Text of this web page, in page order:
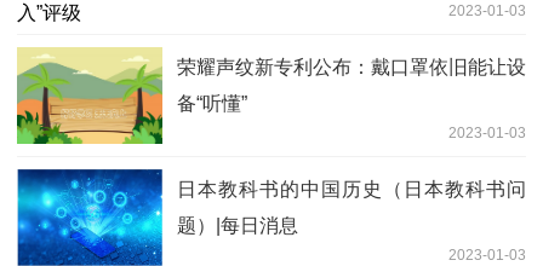
2023-01-03
荣耀声纹新专利公布：戴口罩依旧能让设
备“听懂”
2023-01-03
日本教科书的中国历史（日本教科书问
题）|每日消息
2023-01-03